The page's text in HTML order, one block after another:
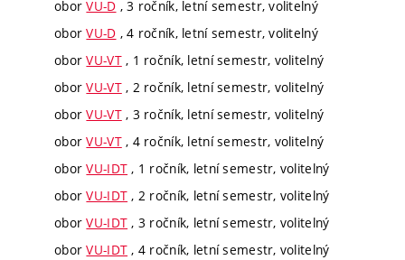
oborVU-D , 3 ročník, letní semestr, volitelný
oborVU-D , 4 ročník, letní semestr, volitelný
oborVU-VT, 1 ročník, letní semestr, volitelný
oborVU-VT, 2 ročník, letní semestr, volitelný
oborVU-VT, 3 ročník, letní semestr, volitelný
oborVU-VT, 4 ročník, letní semestr, volitelný
oborVU-IDT , 1 ročník, letní semestr, volitelný
oborVU-IDT , 2 ročník, letní semestr, volitelný
oborVU-IDT , 3 ročník, letní semestr, volitelný
oborVU-IDT , 4 ročník, letní semestr, volitelný